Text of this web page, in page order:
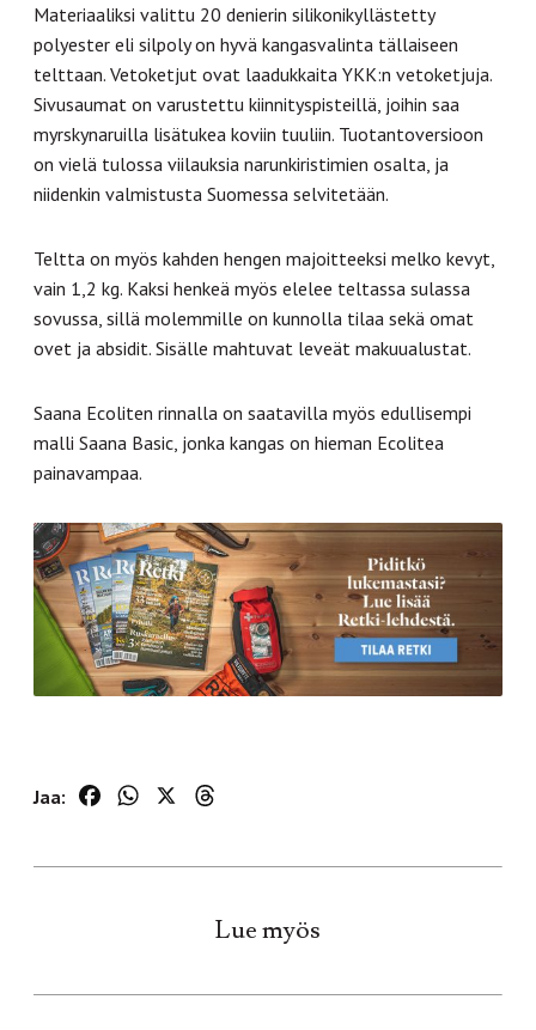
Materiaaliksi valittu 20 denierin silikonikyllästetty
polyester eli silpoly on hyvä kangasvalinta tällaiseen
telttaan. Vetoketjut ovat laadukkaita YKK:n vetoketjuja.
Sivusaumat on varustettu kiinnityspisteillä, joihin saa
myrskynaruilla lisätukea koviin tuuliin. Tuotantoversioon
on vielä tulossa viilauksia narunkiristimien osalta, ja
niidenkin valmistusta Suomessa selvitetään.
Teltta on myös kahden hengen majoitteeksi melko kevyt,
vain 1,2 kg. Kaksi henkeä myös elelee teltassa sulassa
sovussa, sillä molemmille on kunnolla tilaa sekä omat
ovet ja absidit. Sisälle mahtuvat leveät makuualustat.
Saana Ecoliten rinnalla on saatavilla myös edullisempi
malli Saana Basic, jonka kangas on hieman Ecolitea
painavampaa.
Jaa: FacebookWhatsApp
Lue myös